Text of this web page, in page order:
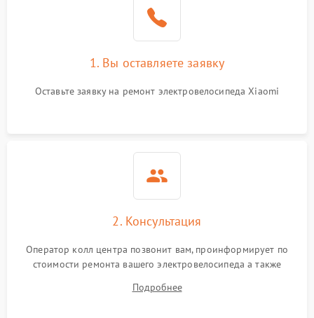
1. Вы оставляете заявку
Оставьте заявку на ремонт электровелосипеда Xiaomi
2. Консультация
Оператор колл центра позвонит вам, проинформирует по
стоимости ремонта вашего электровелосипеда а также
Подробнее